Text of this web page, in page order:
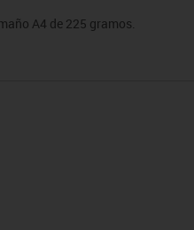
A4 de 225 gramos.